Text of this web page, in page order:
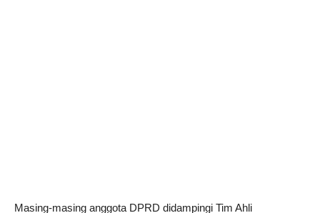
Masing-masing anggota DPRD didampingi Tim Ahli